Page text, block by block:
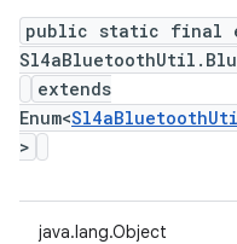
public static final
extends
Enum<
>
java.lang.Object